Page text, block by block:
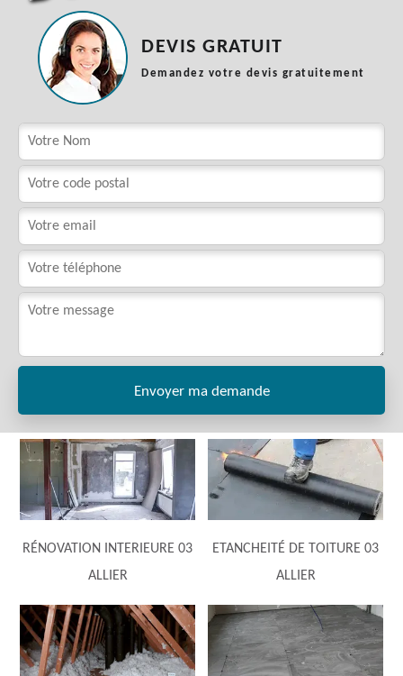
DEVIS GRATUIT
Demandez votre devis gratuitement
RÉNOVATION INTERIEURE 03
ALLIER
ETANCHEITÉ DE TOITURE 03
ALLIER